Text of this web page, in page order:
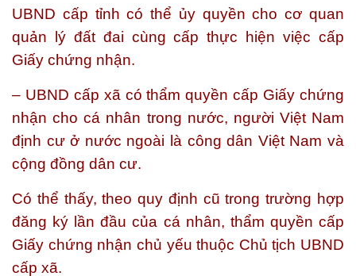
UBND cấp tỉnh có thể ủy quyền cho cơ quan
quản lý đất đai cùng cấp thực hiện việc cấp
Giấy chứng nhận.
– UBND cấp xã có thẩm quyền cấp Giấy chứng
nhận cho cá nhân trong nước, người Việt Nam
định cư ở nước ngoài là công dân Việt Nam và
cộng đồng dân cư.
Có thể thấy, theo quy định cũ trong trường hợp
đăng ký lần đầu của cá nhân, thẩm quyền cấp
Giấy chứng nhận chủ yếu thuộc Chủ tịch UBND
cấp xã.